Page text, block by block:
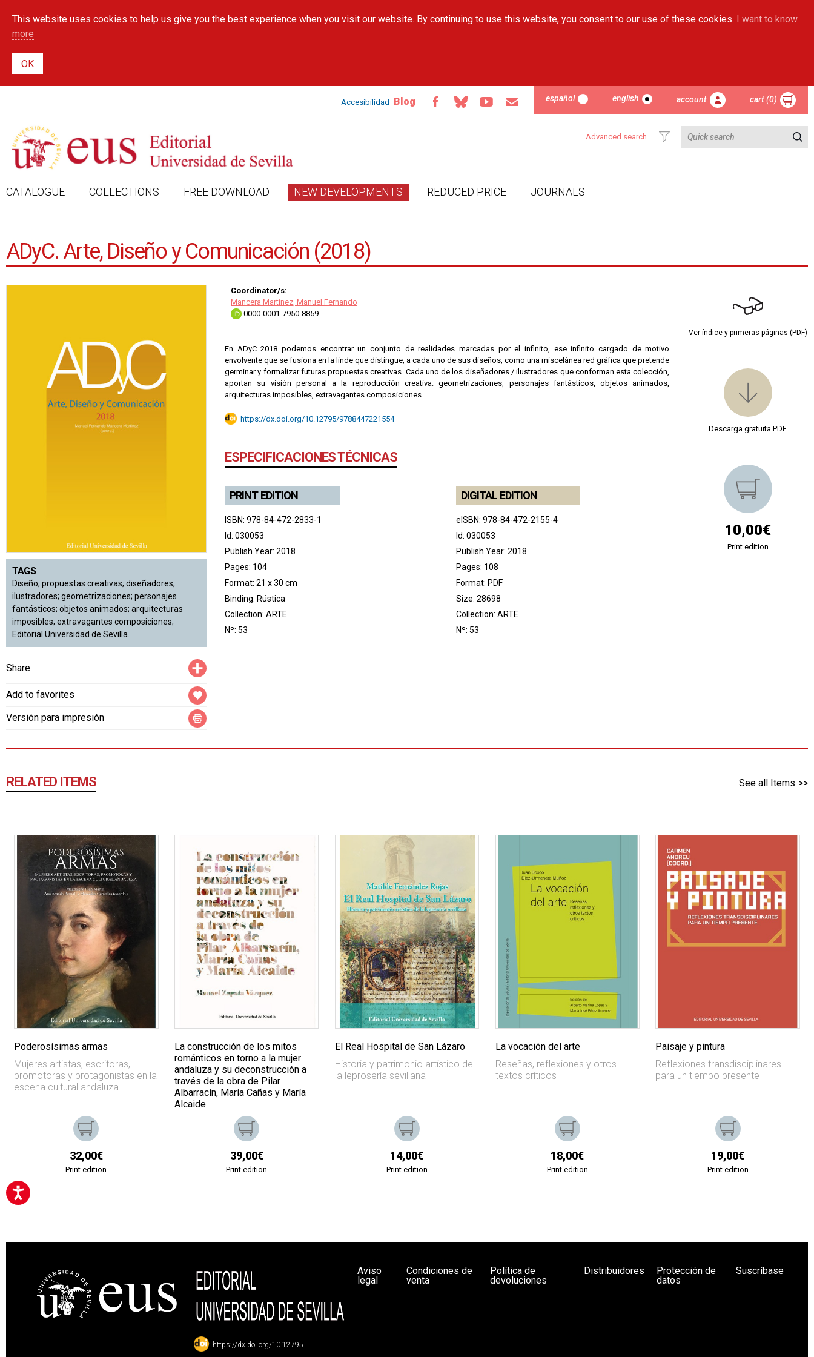
main
This website uses cookies to help us give you the best experience when you visit our website. By continuing to use this website, you consent to our use of these cookies. I want to know
more
Accesibilidad Blog español english account cart (0)
Advanced search
CATALOGUE COLLECTIONS FREE DOWNLOAD NEW DEVELOPMENTS REDUCED PRICE JOURNALS
ADyC. Arte, Diseño y Comunicación (2018)
TAGS
Diseño; propuestas creativas; diseñadores;
ilustradores; geometrizaciones; personajes
fantásticos; objetos animados; arquitecturas
imposibles; extravagantes composiciones;
Editorial Universidad de Sevilla.
Share
Add to favorites
Versión para impresión
Coordinator/s:
Mancera Martínez, Manuel Fernando
0000-0001-7950-8859
En ADyC 2018 podemos encontrar un conjunto de realidades marcadas por el infinito, ese infinito cargado de motivo
envolvente que se fusiona en la linde que distingue, a cada uno de sus diseños, como una miscelánea red gráfica que pretende
germinar y formalizar futuras propuestas creativas. Cada uno de los diseñadores / ilustradores que conforman esta colección,
aportan su visión personal a la reproducción creativa: geometrizaciones, personajes fantásticos, objetos animados,
arquitecturas imposibles, extravagantes composiciones...
https://dx.doi.org/10.12795/9788447221554
ESPECIFICACIONES TÉCNICAS
PRINT EDITION
ISBN: 978-84-472-2833-1
Id: 030053
Publish Year: 2018
Pages: 104
Format: 21 x 30 cm
Binding: Rústica
Collection: ARTE
Nº: 53
DIGITAL EDITION
eISBN: 978-84-472-2155-4
Id: 030053
Publish Year: 2018
Pages: 108
Format: PDF
Size: 28698
Collection: ARTE
Nº: 53
Ver índice y primeras páginas (PDF)
Descarga gratuita PDF
10,00€
Print edition
RELATED ITEMS See all Items
Poderosísimas armas
Mujeres artistas, escritoras,
promotoras y protagonistas en la
escena cultural andaluza
32,00€
Print edition
La construcción de los mitos
románticos en torno a la mujer
andaluza y su deconstrucción a
través de la obra de Pilar
Albarracín, María Cañas y María
Alcaide
39,00€
Print edition
El Real Hospital de San Lázaro
Historia y patrimonio artístico de
la leprosería sevillana
14,00€
Print edition
La vocación del arte
Reseñas, reflexiones y otros
textos críticos
18,00€
Print edition
Paisaje y pintura
Reflexiones transdisciplinares
para un tiempo presente
19,00€
Print edition
: https://dx.doi.org/10.12795
Aviso
legal
Condiciones de
venta
Política de
devoluciones
Distribuidores
Protección de
datos
Suscríbase